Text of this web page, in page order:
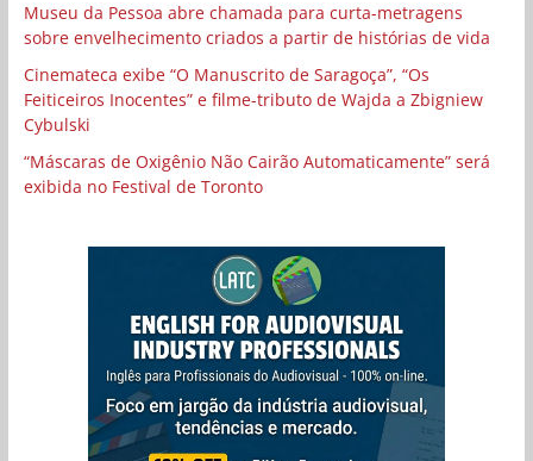
Museu da Pessoa abre chamada para curta-metragens
sobre envelhecimento criados a partir de histórias de vida
Cinemateca exibe “O Manuscrito de Saragoça”, “Os
Feiticeiros Inocentes” e filme-tributo de Wajda a Zbigniew
Cybulski
“Máscaras de Oxigênio Não Cairão Automaticamente” será
exibida no Festival de Toronto